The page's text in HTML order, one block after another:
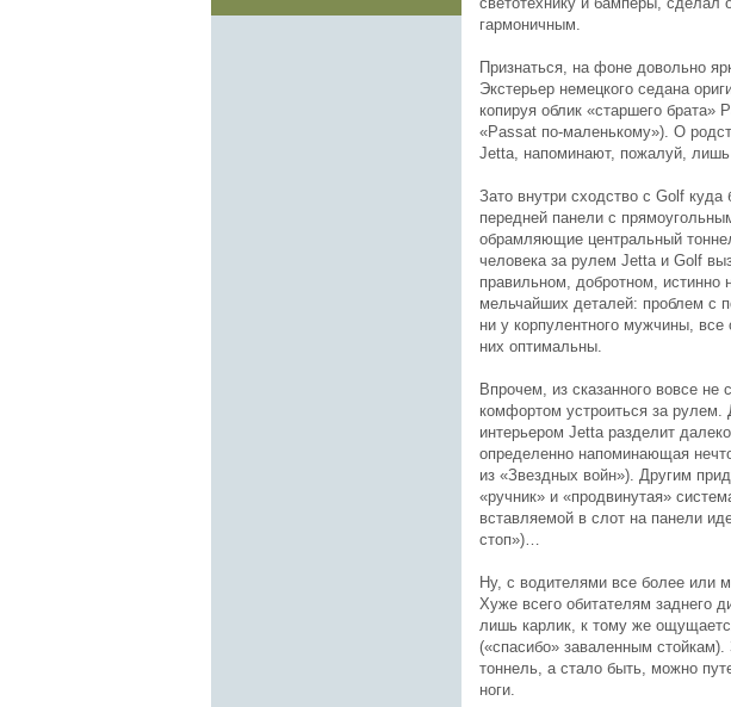
гармоничным.
Признаться, на фоне довольно
Экстерьер немецкого седана
копируя облик «старшего брата»
«Passat по-маленькому»). О
Jetta, напоминают, пожалуй,
Зато внутри сходство с Golf
передней панели с
обрамляющие центральный
человека за рулем Jetta и Golf
правильном, добротном, истинно
мельчайших деталей: проблем с
ни у корпулентного мужчины,
них оптимальны.
Впрочем, из сказанного вовсе не
комфортом устроиться за рулем.
интерьером Jetta разделит
определенно напоминающая
из «Звездных войн»). Другим
«ручник» и «продвинутая»
вставляемой в слот на панели
стоп»)…
Ну, с водителями все более или
Хуже всего обитателям заднего
лишь карлик, к тому же
(«спасибо» заваленным
тоннель, а стало быть, можно
ноги.